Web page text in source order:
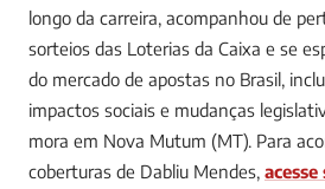
longo da carreira, acompanhou de
sorteios das Loterias da Caixa e se
do mercado de apostas no Brasil,
impactos sociais e mudanças
mora em Nova Mutum (MT). Para
coberturas de Dabliu Mendes,